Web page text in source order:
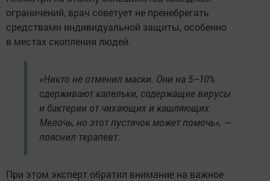
ограничений, врач советует не пренебрегать
средствами индивидуальной защиты, особенно
в местах скопления людей.
«Никто не отменил маски. Они на 5–10%
сдерживают капельки, содержащие вирусы
и бактерии от чихающих и кашляющих.
Мелочь, но этот пустячок может помочь», —
пояснил терапевт.
При этом эксперт обратил внимание на важное